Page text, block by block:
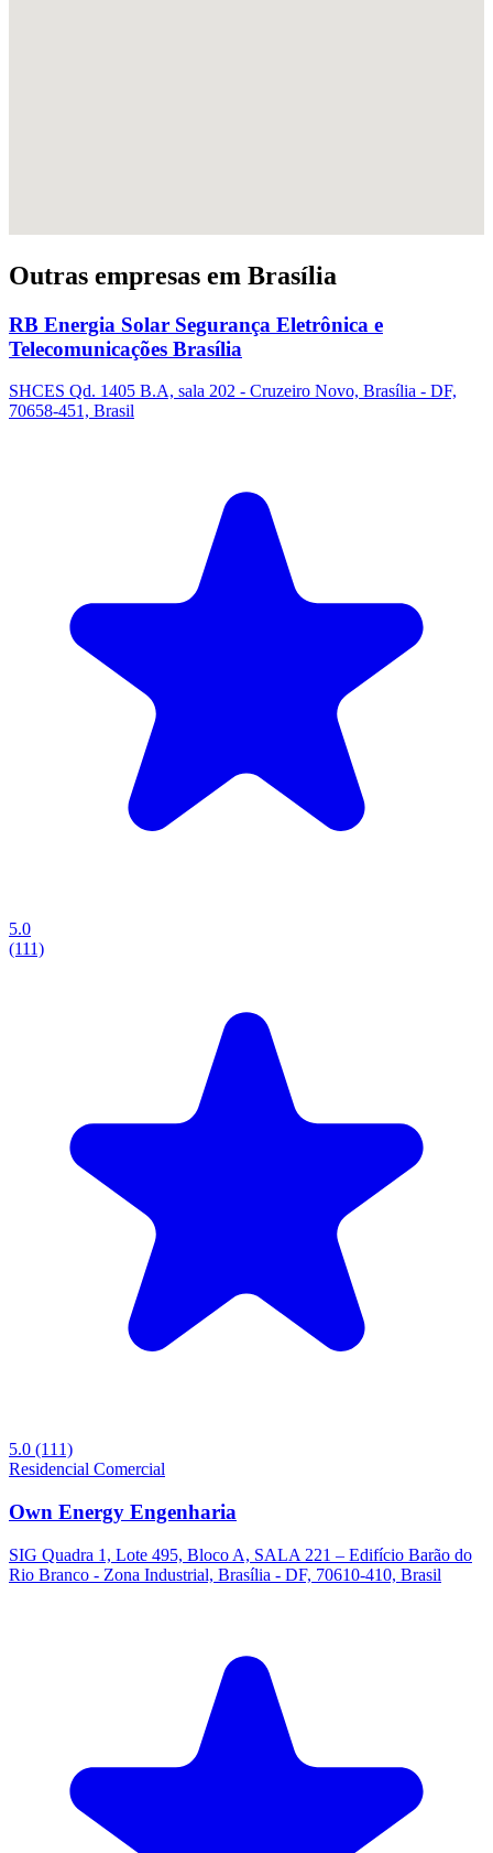
Outras empresas em Brasília
RB Energia Solar Segurança Eletrônica e
Telecomunicações Brasília
SHCES Qd. 1405 B.A, sala 202 - Cruzeiro Novo, Brasília - DF,
70658-451, Brasil
5.0
(111)
5.0 (111)
Residencial Comercial
Own Energy Engenharia
SIG Quadra 1, Lote 495, Bloco A, SALA 221 – Edifício Barão do
Rio Branco - Zona Industrial, Brasília - DF, 70610-410, Brasil